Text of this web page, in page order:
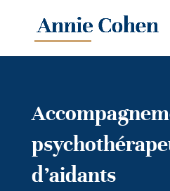
d’aidants